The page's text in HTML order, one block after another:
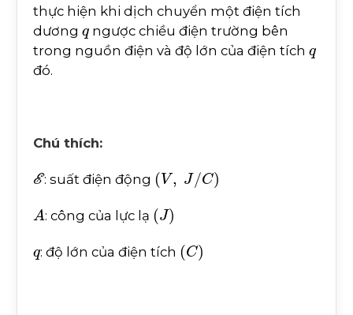
thực hiện khi dịch chuyển một điện tích
dương q ngược chiều điện trường bên
trong nguồn điện và độ lớn của điện tích
đó.
Chú thích:
E: suất điện động (V, /C )
A : công của lực lạ (J)
: độ lớn của điện tích (C)